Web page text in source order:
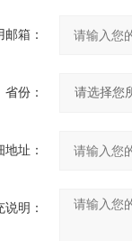
邮箱：
省份：
地址：
说明：